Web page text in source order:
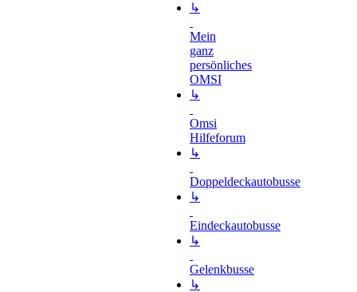
↳
Mein
ganz
persönliches
OMSI
↳
Omsi
Hilfeforum
↳
Doppeldeckautobusse
↳
Eindeckautobusse
↳
Gelenkbusse
↳